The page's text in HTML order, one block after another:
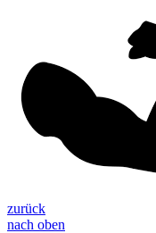
zurück
nach oben